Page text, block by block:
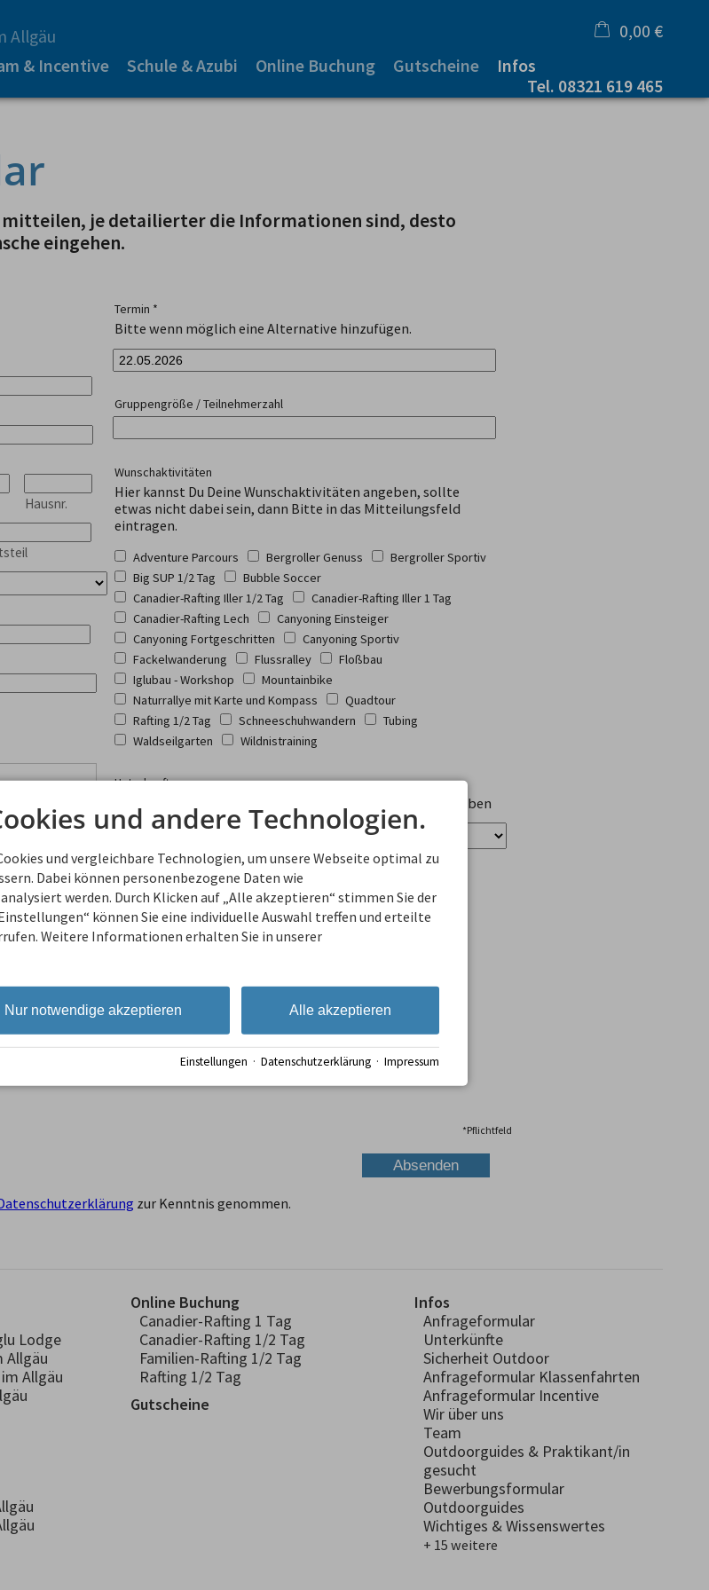
Allgäu
& Incentive Schule & Azubi Online Buchung Gutscheine
Infos
Tel. 08321 619 465
0,00 €
Warenkorb ist leer
mitteilen, je detailierter die Informationen sind, desto
eingehen.
Hausnr.
Termin *
Bitte wenn möglich eine Alternative hinzufügen.
Gruppengröße / Teilnehmerzahl
Wunschaktivitäten
Hier kannst Du Deine Wunschaktivitäten angeben, sollte
etwas nicht dabei sein, dann Bitte in das Mitteilungsfeld
eintragen.
Adventure Parcours Bergroller Genuss
Bergroller Sportiv
Big SUP 1/2 Tag
Bubble Soccer
Canadier-Rafting Iller 1/2 Tag
Canadier-Rafting Iller 1 Tag
Canadier-Rafting Lech
Canyoning Einsteiger
Canyoning Fortgeschritten
Canyoning Sportiv
Fackelwanderung
Flussralley
Floßbau
Iglubau - Workshop
Mountainbike
Naturrallye mit Karte und Kompass
Quadtour
Rafting 1/2 Tag
Schneeschuhwandern
Tubing
Waldseilgarten
Wildnistraining
Unterkunft
Wir können euch gerne Empfehlungen zu Unterkünften geben
*Pflichtfeld
zur Kenntnis genommen.
Lodge
Allgäu
Allgäu
Online Buchung
Canadier-Rafting 1 Tag
Canadier-Rafting 1/2 Tag
Familien-Rafting 1/2 Tag
Rafting 1/2 Tag
Gutscheine
Infos
Anfrageformular
Unterkünfte
Sicherheit Outdoor
Anfrageformular Klassenfahrten
Anfrageformular Incentive
Wir über uns
Team
Outdoorguides & Praktikant/in
gesucht
Bewerbungsformular
Outdoorguides
Wichtiges & Wissenswertes
+ 15 weitere
und andere Technologien.
und vergleichbare Technologien, um unsere Webseite optimal zu
Dabei können personenbezogene Daten wie
werden. Durch Klicken auf „Alle akzeptieren“ stimmen Sie der
können Sie eine individuelle Auswahl treffen und erteilte
Weitere Informationen erhalten Sie in unserer
Alle akzeptieren
Nur notwendige akzeptieren
Einstellungen · Datenschutzerklärung · Impressum